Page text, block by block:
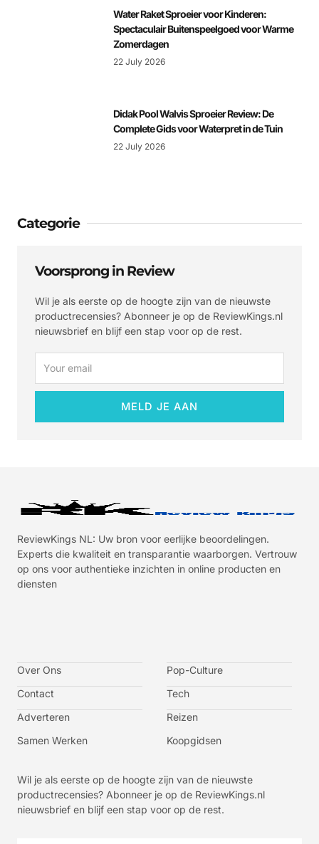
Water Raket Sproeier voor Kinderen:
Spectaculair Buitenspeelgoed voor Warme
Zomerdagen
22 July 2026
Didak Pool Walvis Sproeier Review: De
Complete Gids voor Waterpret in de Tuin
22 July 2026
Categorie
Voorsprong in Review
Wil je als eerste op de hoogte zijn van de nieuwste
productrecensies? Abonneer je op de ReviewKings.nl
nieuwsbrief en blijf een stap voor op de rest.
MELD JE AAN
ReviewKings NL: Uw bron voor eerlijke beoordelingen.
Experts die kwaliteit en transparantie waarborgen. Vertrouw
op ons voor authentieke inzichten in online producten en
diensten
-
f
a
c
e
o
o
-
t
w
i
t
e
r
-
s
g
r
m
-
-
u
b
Over Ons
Contact
Adverteren
Samen Werken
Pop-Culture
Tech
Reizen
Koopgidsen
Wil je als eerste op de hoogte zijn van de nieuwste
productrecensies? Abonneer je op de ReviewKings.nl
nieuwsbrief en blijf een stap voor op de rest.